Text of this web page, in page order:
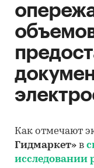
Как отмечают
Гидмаркет» в
исследовании